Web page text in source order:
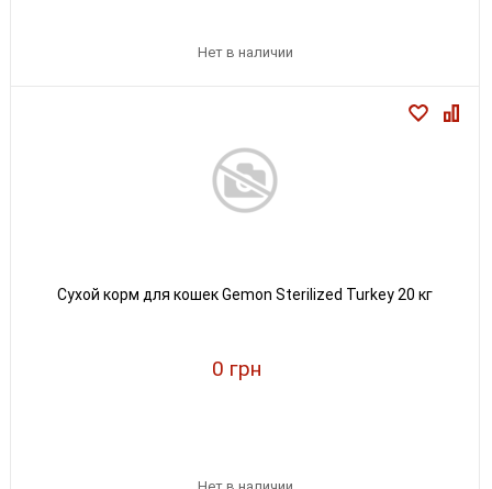
Нет в наличии
Сухой корм для кошек Gemon Sterilized Turkey 20 кг
0 грн